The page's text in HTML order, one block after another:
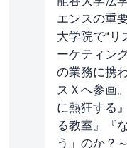
エンスの重
大学院で“リ
ーケティン
の業務に携
スＸへ参画
に熱狂する
る教室』『
う」のか？